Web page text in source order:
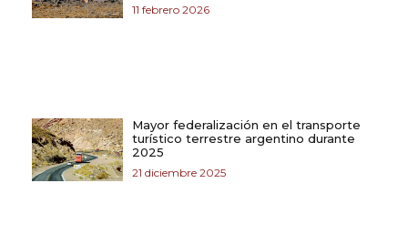
11 febrero 2026
Mayor federalización en el transporte
turístico terrestre argentino durante
2025
21 diciembre 2025